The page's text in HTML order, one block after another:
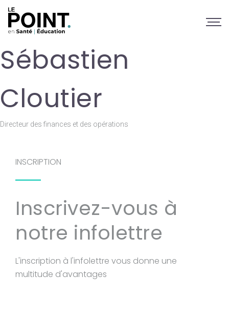
Sébastien
Cloutier
Directeur des finances et des opérations
INSCRIPTION
Inscrivez-vous à
notre infolettre
L'inscription à l'infolettre vous donne une
multitude d'avantages